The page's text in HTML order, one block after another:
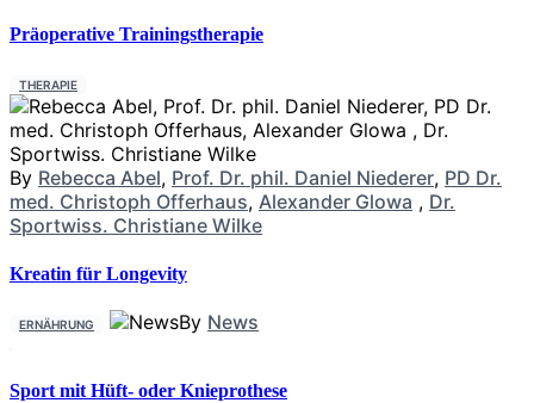
Präoperative Trainingstherapie
THERAPIE
By Rebecca Abel, Prof. Dr. phil. Daniel Niederer, PD Dr.
med. Christoph Offerhaus, Alexander Glowa , Dr.
Sportwiss. Christiane Wilke
Kreatin für Longevity
ERNÄHRUNG By News
Sport mit Hüft- oder Knieprothese